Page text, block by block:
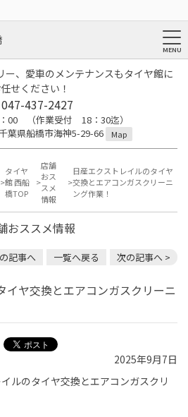
ー、愛車のメンテナンスもタイヤ館に
せください！
047-437-2427
00 （作業受付 18：30迄）
葉県船橋市海神5-29-66
Map
タイヤ
館 西船
橋TOP
店舗
おス
スメ
情報
日産エクストレイルのタイヤ
交換とエアコンガスクリーニ
ング作業！
おススメ情報
記事へ 一覧へ戻る 次の記事へ >
イヤ交換とエアコンガスクリーニ
2025年9月7日
ルのタイヤ交換とエアコンガスクリ